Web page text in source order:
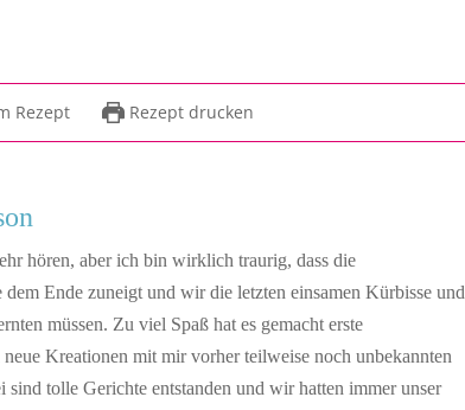
Rezept Rezept drucken
hören, aber ich bin wirklich traurig, dass die
dem Ende zuneigt und wir die letzten einsamen Kürbisse und
müssen. Zu viel Spaß hat es gemacht erste
Kreationen mit mir vorher teilweise noch unbekannten
sind tolle Gerichte entstanden und wir hatten immer unser